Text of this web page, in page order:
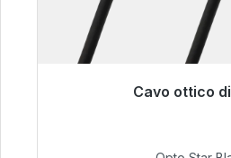
Cavo ottico
Pronto per la spedizione